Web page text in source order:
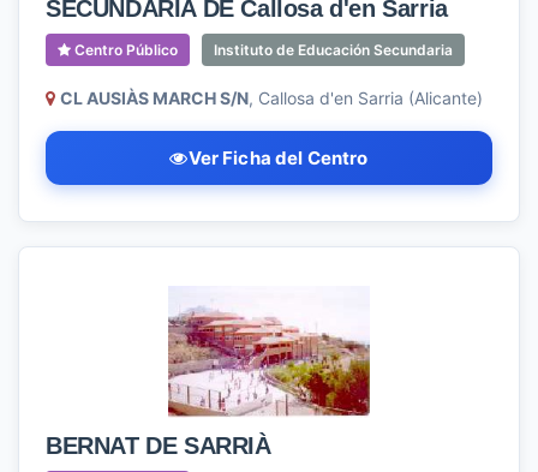
SECUNDARIA DE Callosa d'en Sarria
Centro Público Instituto de Educación Secundaria
CL AUSIÀS MARCH S/N, Callosa d'en Sarria (Alicante)
Ver Ficha del Centro
BERNAT DE SARRIÀ